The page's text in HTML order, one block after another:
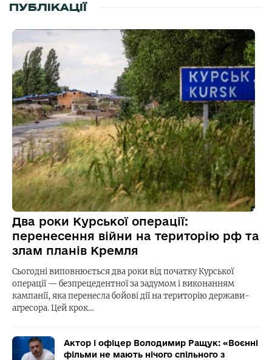
ПУБЛІКАЦІЇ
Два роки Курської операції:
перенесення війни на територію рф та
злам планів Кремля
Сьогодні виповнюється два роки від початку Курської
операції — безпрецедентної за задумом і виконанням
кампанії, яка перенесла бойові дії на територію держави-
агресора. Цей крок…
Актор і офіцер Володимир Ращук: «Воєнні
фільми не мають нічого спільного з